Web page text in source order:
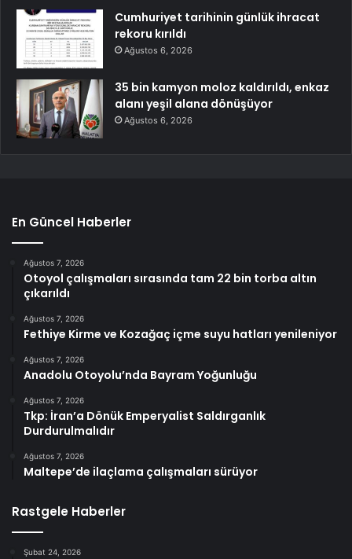
Cumhuriyet tarihinin günlük ihracat
rekoru kırıldı
Ağustos 6, 2026
35 bin kamyon moloz kaldırıldı, enkaz
alanı yeşil alana dönüşüyor
Ağustos 6, 2026
En Güncel Haberler
Ağustos 7, 2026
Otoyol çalışmaları sırasında tam 22 bin torba altın
çıkarıldı
Ağustos 7, 2026
Fethiye Kirme ve Kozağaç içme suyu hatları yenileniyor
Ağustos 7, 2026
Anadolu Otoyolu’nda Bayram Yoğunluğu
Ağustos 7, 2026
Tkp: İran’a Dönük Emperyalist Saldırganlık
Durdurulmalıdır
Ağustos 7, 2026
Maltepe’de ilaçlama çalışmaları sürüyor
Rastgele Haberler
Şubat 24, 2026